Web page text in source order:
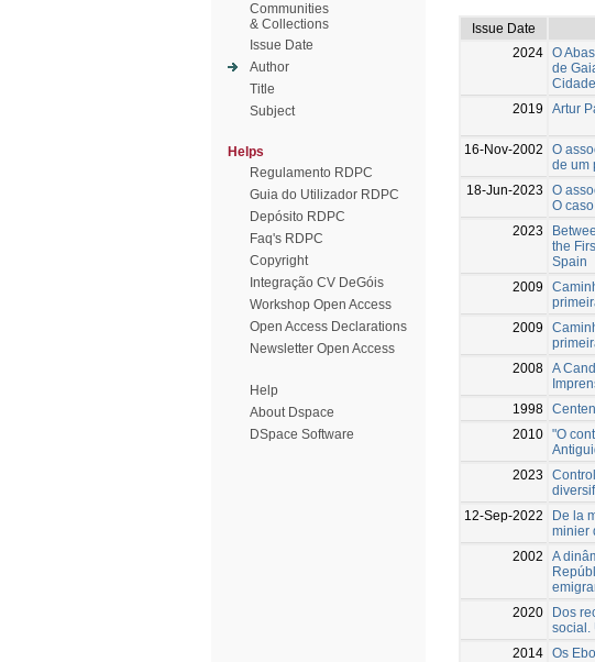
Communities
& Collections
Issue Date
Author
Title
Subject
Helps
Regulamento RDPC
Guia do Utilizador RDPC
Depósito RDPC
Faq's RDPC
Copyright
Integração CV DeGóis
Workshop Open Access
Open Access Declarations
Newsletter Open Access
Help
About Dspace
DSpace Software
Issue Date
2024 O
de
2019 Artur
16-Nov-2002
O
de um
18-Jun-2023
O
O
2023
the
Spain
2009
2009
2008 A
1998
2010 "O
2023
12-Sep-2022
De la
minier
2002
A
2020
Dos
social.
2014 Os